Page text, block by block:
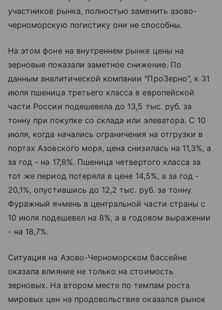
участников рынка, полностью заменить азово-
черноморскую логистику они не способны.
На этом фоне на внутреннем рынке цены на
зерновые показали заметное снижение. По
данным аналитической компании "ПроЗерно", к 31
июля пшеница третьего класса в европейской
части России подешевела до 13,5 тыс. руб. за
тонну при покупке со склада или элеватора. С 10
июля, когда начались ограничения на отгрузки в
портах Азовского моря, цена снизилась на 11,3%, а
за год - на 17,8%. Пшеница четвертого класса за
тот же период потеряла в цене 14,5%, а за год -
20,1%, опустившись до 12,2 тыс. руб. за тонну.
Фуражный ячмень в центральной части страны с
10 июля подешевел на 8%, а в годовом выражении
- на 18,7%.
Ситуация на Азово-Черноморском бассейне
оказала влияние не только на стоимость
зерновых. На втором месте по темпам роста
мировых цен на продовольствие оказался рынок